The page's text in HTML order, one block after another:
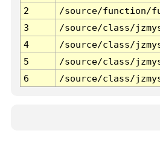
2
/source/function/
3
/source/class/
4
/source/class/
5
/source/class/
6
/source/class/